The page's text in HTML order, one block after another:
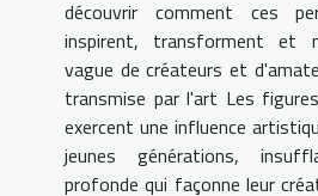
découvrir comment ces
inspirent, transforment et
vague de créateurs et
transmise par l'art Les
exercent une influence
jeunes générations,
profonde qui façonne leur